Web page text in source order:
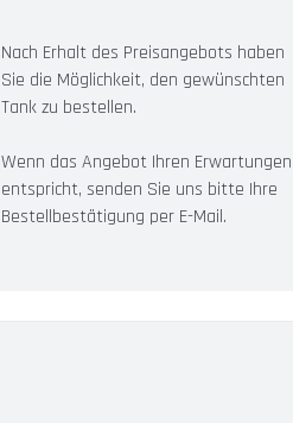
Nach Erhalt des Preisangebots haben
Sie die Möglichkeit, den gewünschten
Tank zu bestellen.
Wenn das Angebot Ihren Erwartungen
entspricht, senden Sie uns bitte Ihre
Bestellbestätigung per E-Mail.